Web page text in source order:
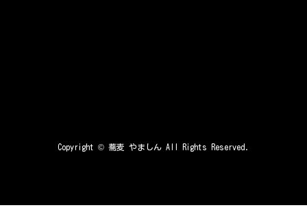
Copyright © 蕎麦 やましん All Rights Reserved.